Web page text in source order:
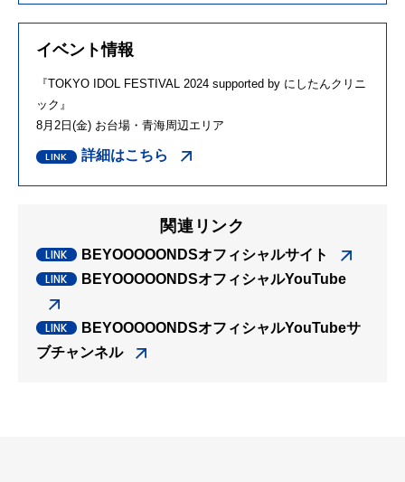
イベント情報
『TOKYO IDOL FESTIVAL 2024 supported by にしたんクリニ
ック』
8月2日(金) お台場・青海周辺エリア
詳細はこちら
関連リンク
BEYOOOOONDSオフィシャルサイト
BEYOOOOONDSオフィシャルYouTube
BEYOOOOONDSオフィシャルYouTubeサ
ブチャンネル